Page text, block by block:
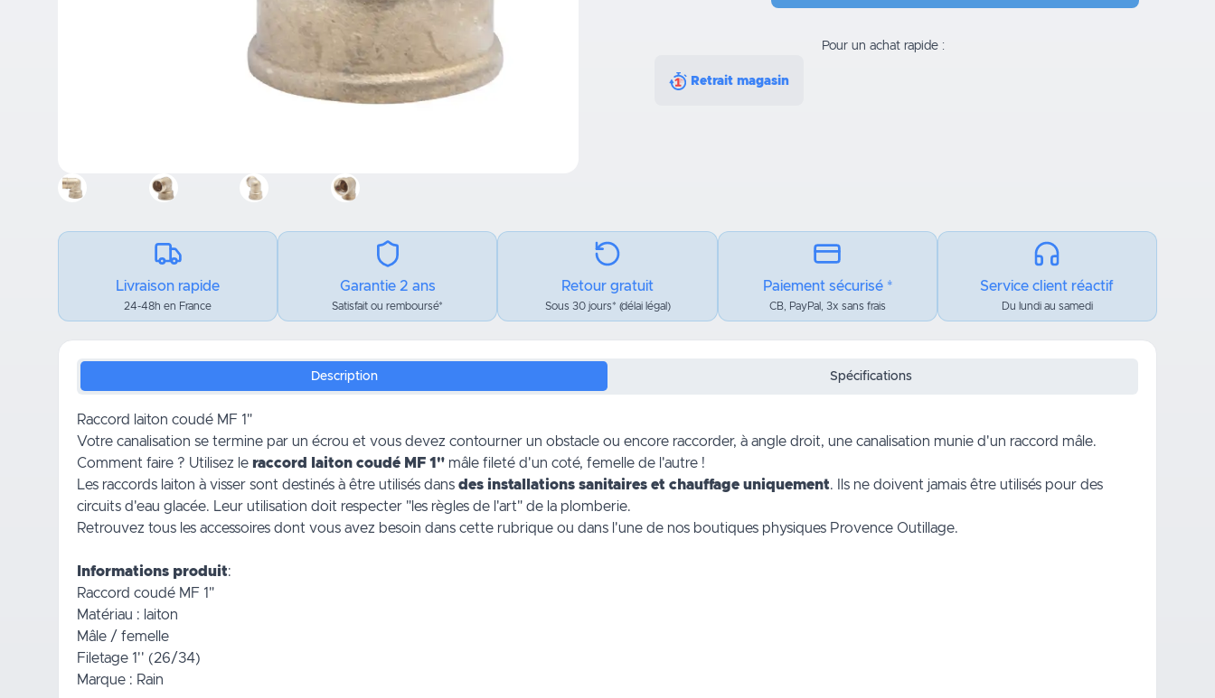
Pour un achat rapide :
Retrait magasin
Livraison rapide
24-48h en France
Garantie 2 ans
Satisfait ou remboursé*
Retour gratuit
Sous 30 jours* (délai légal)
Paiement sécurisé *
CB, PayPal, 3x sans frais
Service client réactif
Du lundi au samedi
Description Spécifications
Raccord laiton coudé MF 1"
Votre canalisation se termine par un écrou et vous devez contourner un obstacle ou encore raccorder, à angle droit, une canalisation munie d'un raccord mâle.
Comment faire ? Utilisez le raccord laiton coudé MF 1" mâle fileté d'un coté, femelle de l'autre !
Les raccords laiton à visser sont destinés à être utilisés dans des installations sanitaires et chauffage uniquement. Ils ne doivent jamais être utilisés pour des
circuits d'eau glacée. Leur utilisation doit respecter "les règles de l'art" de la plomberie.
Retrouvez tous les accessoires dont vous avez besoin dans cette rubrique ou dans l'une de nos boutiques physiques Provence Outillage.
Informations produit:
Raccord coudé MF 1"
Matériau : laiton
Mâle / femelle
Filetage 1'' (26/34)
Marque : Rain